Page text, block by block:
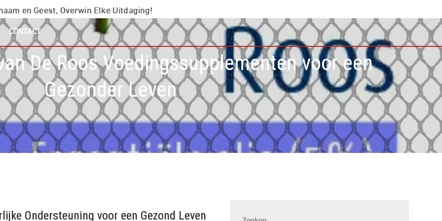
en Geest, Overwin Elke Uitdaging!
CONTACT
De Roos Voedingssupplementen voor een
Gezonder Leven
Ondersteuning voor een Gezond Leven